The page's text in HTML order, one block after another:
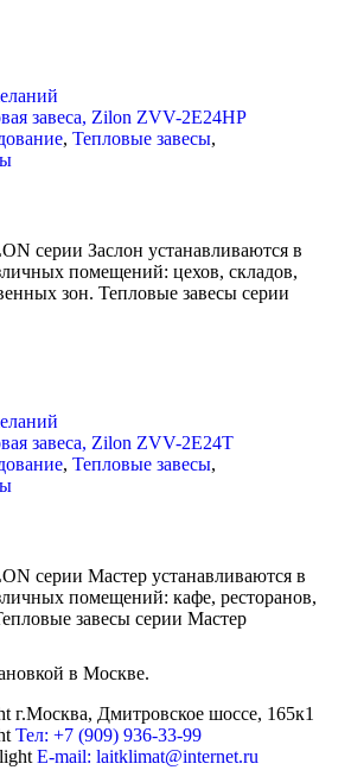
завеса, Zilon ZVV-2E24HP
, Тепловые завесы,
серии Заслон устанавливаются в
помещений: цехов, складов,
зон. Тепловые завесы серии
завеса, Zilon ZVV-2E24T
, Тепловые завесы,
серии Мастер устанавливаются в
помещений: кафе, ресторанов,
завесы серии Мастер
в Москве.
г.Москва, Дмитровское шоссе, 165к1
Тел: +7 (909) 936-33-99
E-mail: laitklimat@internet.ru